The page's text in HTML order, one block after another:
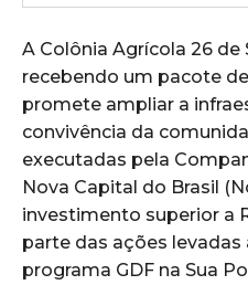
A Colônia Agrícola 26
recebendo um pacote
promete ampliar a
convivência da
executadas pela
Nova Capital do Brasil
investimento superior a
parte das ações levadas
programa GDF na Sua